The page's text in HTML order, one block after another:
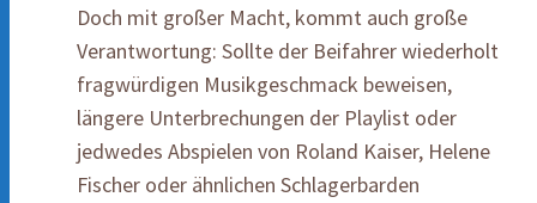
Doch mit großer Macht, kommt auch große
Verantwortung: Sollte der Beifahrer wiederholt
fragwürdigen Musikgeschmack beweisen,
längere Unterbrechungen der Playlist oder
jedwedes Abspielen von Roland Kaiser, Helene
Fischer oder ähnlichen Schlagerbarden